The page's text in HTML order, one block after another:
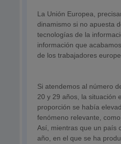
La Unión Europea,
dinamismo si no apuesta
tecnologías de la
información que
de los trabajadores
Si atendemos al número
20 y 29 años, la situación
proporción se había
fenómeno relevante,
Así, mientras que un país
año, en el que se ha